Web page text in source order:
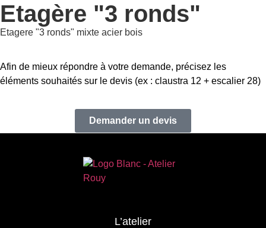
Etagère "3 ronds"
Etagere "3 ronds" mixte acier bois
Afin de mieux répondre à votre demande, précisez les
éléments souhaités sur le devis (ex : claustra 12 + escalier 28)
Demander un devis
L’atelier